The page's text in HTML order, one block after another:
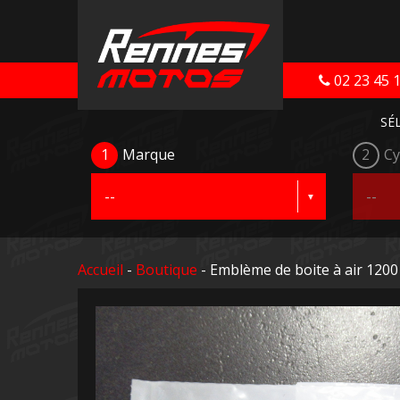
02 23 45
1 Marque 2
Accueil - Boutique - Emblème de boite à air